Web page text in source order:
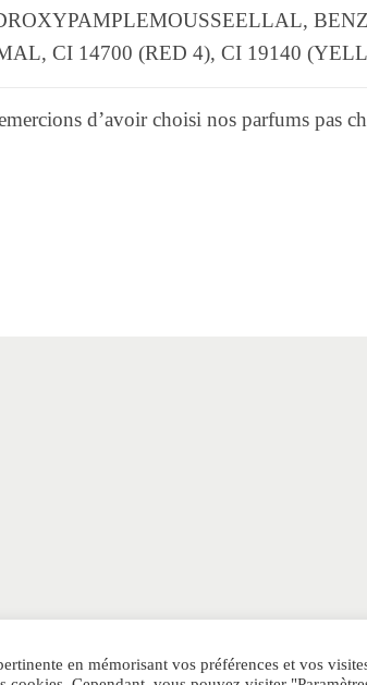
CI 14700 (RED 4), CI 19140
d’avoir choisi nos parfums pas
en mémorisant vos préférences et vos